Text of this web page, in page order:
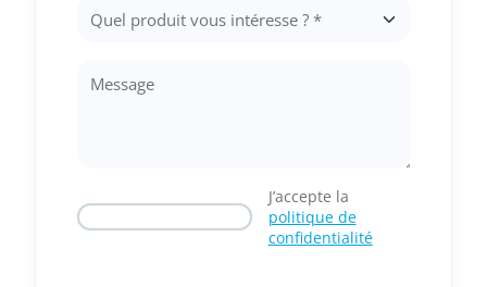
J’accepte la
politique de
confidentialité